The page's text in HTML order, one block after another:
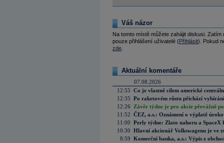
Váš názor
Na tomto místě můžete zahájit diskusi.
pouze přihlášení uživatelé (Přihlásit). Pokud
zde
Aktuální komentáře
07.08.2026
12:55 Co je vlastně cílem americké
12:35 Po raketovém růstu přichází
12:26
Závěr týdne je pro akcie převážně
11:52 ČEZ, a.s.: Oznámení o výplatě
11:00 Perly týdne: Zlato nahoru a SpaceX
10:30 Hlavní akcionář Volkswagenu je ve
8:59 Komerční banka, a.s.: Výpis z